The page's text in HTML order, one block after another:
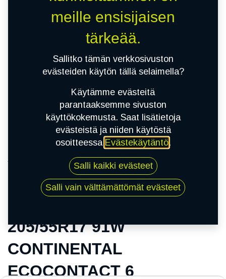
205/55R17 91W CONTINENTAL ECOCONTACT
205/55R17 91W
CONTINENTAL
ECOCONTACT 6
meille ensisijaisen
tärkeää.
Sallitko tämän verkkosivuston
evästeiden käytön tällä selaimella?
Käytämme evästeitä
parantaaksemme sivuston
käyttökokemusta. Saat lisätietoja
evästeistä ja niiden käytöstä
osoitteessa Evästekäytäntö.
Salli kaikki evästeet
Salli vain välttämättömät evästeet